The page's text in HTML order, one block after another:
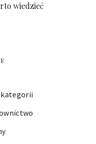
wiedzieć
kategorii